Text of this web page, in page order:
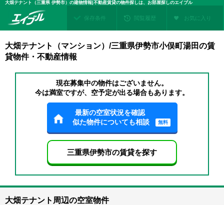
大畑テナント（三重県 伊勢市）の建物情報|不動産賃貸の物件探しは、お部屋探しのエイブル
保存条件 閲覧履歴 お気に入り
大畑テナント（マンション）/三重県伊勢市小俣町湯田の賃
貸物件・不動産情報
現在募集中の物件はございません。
今は満室ですが、空予定が出る場合もあります。
最新の空室状況を確認
似た物件についても相談
無料
三重県伊勢市の賃貸を探す
大畑テナント周辺の空室物件